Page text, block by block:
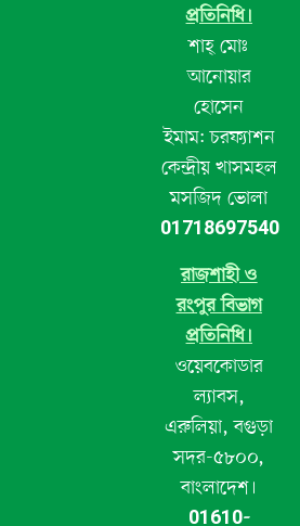
প্রতিনিধি।
শাহ্ মোঃ
আনোয়ার
হোসেন
ইমাম: চরফ্যাশন
কেন্দ্রীয় খাসমহল
মসজিদ ভোলা
01718697540
রাজশাহী ও
রংপুর বিভাগ
প্রতিনিধি।
ওয়েবকোডার
ল্যাবস,
এরুলিয়া, বগুড়া
সদর-৫৮০০,
বাংলাদেশ।
01610-